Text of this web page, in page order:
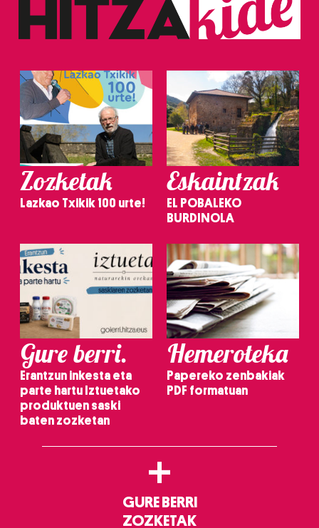
Zozketak
Lazkao Txikik 100 urte!
Eskaintzak
EL POBALEKO
BURDINOLA
Gure berri.
Erantzun inkesta eta
parte hartu Iztuetako
produktuen saski
baten zozketan
Hemeroteka
Papereko zenbakiak
PDF formatuan
+
GURE BERRI
ZOZKETAK